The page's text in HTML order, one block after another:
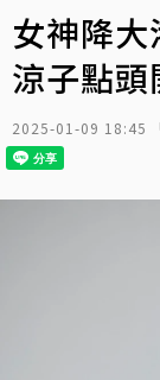
女神降
涼子點
2025-01-09 18:45